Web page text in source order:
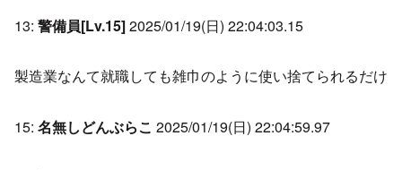
13: 警備員[Lv.15]2025/01/19(日) 22:04:03.15
製造業なんて就職しても雑巾のように使い捨てられるだけ
15: 名無しどんぶらこ 2025/01/19(日) 22:04:59.97